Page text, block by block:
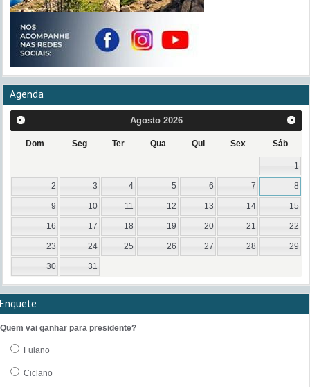
Agenda
Agosto 2026
Dom Seg Ter Qua Qui Sex Sáb
1
2 3 4 5 6 7 8
9 10 11 12 13 14 15
16 17 18 19 20 21 22
23 24 25 26 27 28 29
30 31
Enquete
Quem vai ganhar para presidente?
Fulano
Ciclano